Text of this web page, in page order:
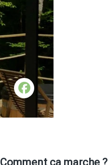
Comment ça marche ?